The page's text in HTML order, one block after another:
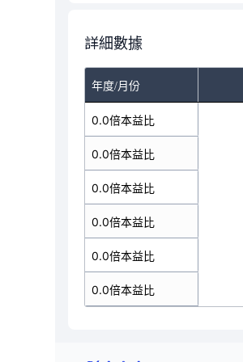
詳細數據
年度/月份
0.0倍本益比
0.0倍本益比
0.0倍本益比
0.0倍本益比
0.0倍本益比
0.0倍本益比